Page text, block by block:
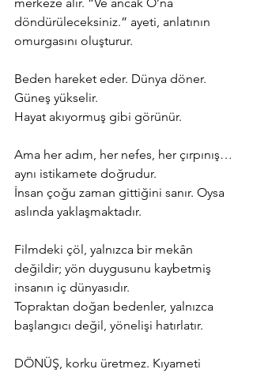
döndürüleceksiniz.” ayeti, anlatının
omurgasını oluşturur.
Beden hareket eder. Dünya döner.
Güneş yükselir.
Hayat akıyormuş gibi görünür.
Ama her adım, her nefes, her çırpınış…
aynı istikamete doğrudur.
İnsan çoğu zaman gittiğini sanır. Oysa
aslında yaklaşmaktadır.
Filmdeki çöl, yalnızca bir mekân
değildir; yön duygusunu kaybetmiş
insanın iç dünyasıdır.
Topraktan doğan bedenler, yalnızca
başlangıcı değil, yönelişi hatırlatır.
DÖNÜŞ, korku üretmez. Kıyameti